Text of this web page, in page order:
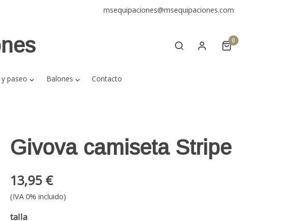
msequipaciones@msequipaciones.com
0
paseo Balones Contacto
Givova camiseta Stripe
13,95 €
(IVA 0% incluido)
talla